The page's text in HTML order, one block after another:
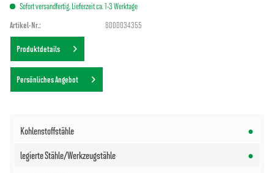
Sofort versandfertig, Lieferzeit ca. 1-3 Werktage
Artikel-Nr.:
8000034355
Produktdetails
Persönliches Angebot
●
●